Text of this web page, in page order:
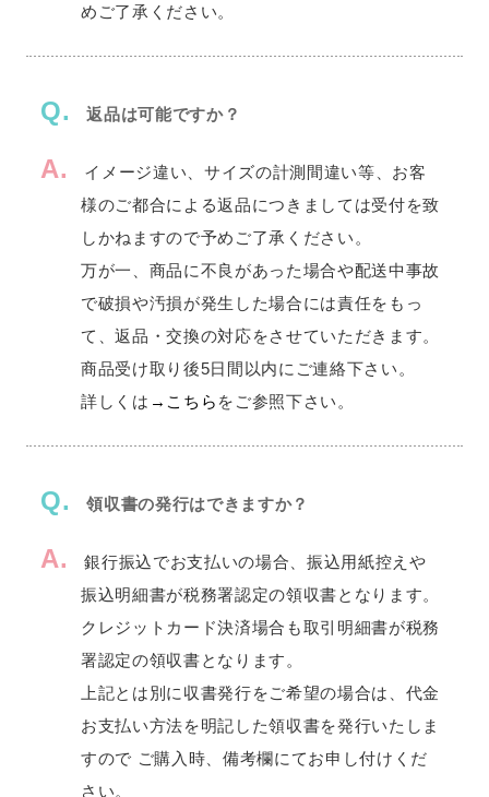
めご了承ください。
Q. 返品は可能ですか？
A.
イメージ違い、サイズの計測間違い等、お客
様のご都合による返品につきましては受付を致
しかねますので予めご了承ください。
万が一、商品に不良があった場合や配送中事故
で破損や汚損が発生した場合には責任をもっ
て、返品・交換の対応をさせていただきます。
商品受け取り後5日間以内にご連絡下さい。
詳しくは →こちら をご参照下さい。
Q. 領収書の発行はできますか？
A.
銀行振込でお支払いの場合、振込用紙控えや
振込明細書が税務署認定の領収書となります。
クレジットカード決済場合も取引明細書が税務
署認定の領収書となります。
上記とは別に収書発行をご希望の場合は、代金
お支払い方法を明記した領収書を発行いたしま
すので ご購入時、備考欄にてお申し付けくだ
さい。